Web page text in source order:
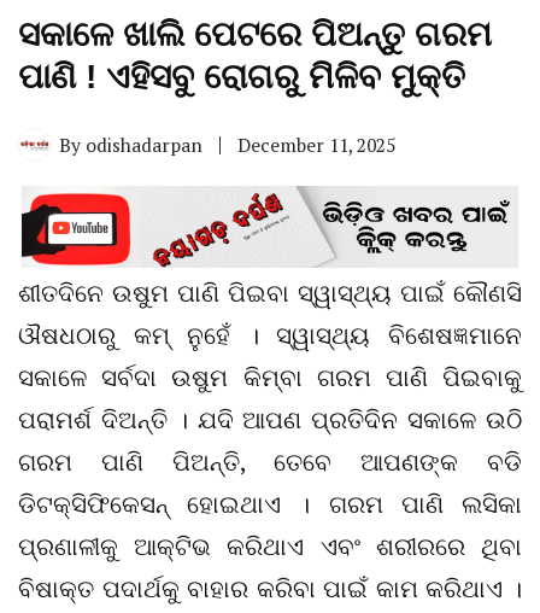
ସକାଳେ ଖାଲି ପେଟରେ ପିଅନ୍ତୁ ଗରମ
ପାଣି ! ଏହିସବୁ ରୋଗରୁ ମିଳିବ ମୁକ୍ତି
By odishadarpan December 11, 2025
ଶୀତଦିନେ ଉଷୁମ ପାଣି ପିଇବା ସ୍ୱାସ୍ଥ୍ୟ ପାଇଁ କୌଣସି
ଔଷଧଠାରୁ କମ୍ ନୁହେଁ । ସ୍ୱାସ୍ଥ୍ୟ ବିଶେଷଜ୍ଞମାନେ
ସକାଳେ ସର୍ବଦା ଉଷୁମ କିମ୍ବା ଗରମ ପାଣି ପିଇବାକୁ
ପରାମର୍ଶ ଦିଅନ୍ତି । ଯଦି ଆପଣ ପ୍ରତିଦିନ ସକାଳେ ଉଠି
ଗରମ ପାଣି ପିଅନ୍ତି, ତେବେ ଆପଣଙ୍କ ବଡି
ଡିଟକ୍ସିଫିକେସନ୍ ହୋଇଥାଏ । ଗରମ ପାଣି ଲସିକା
ପ୍ରଣାଳୀକୁ ଆକ୍ଟିଭ କରିଥାଏ ଏବଂ ଶରୀରରେ ଥିବା
ବିଷାକ୍ତ ପଦାର୍ଥକୁ ବାହାର କରିବା ପାଇଁ କାମ କରିଥାଏ ।